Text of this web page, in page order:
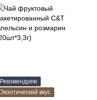
Рекомендуем
Экзотический вкус